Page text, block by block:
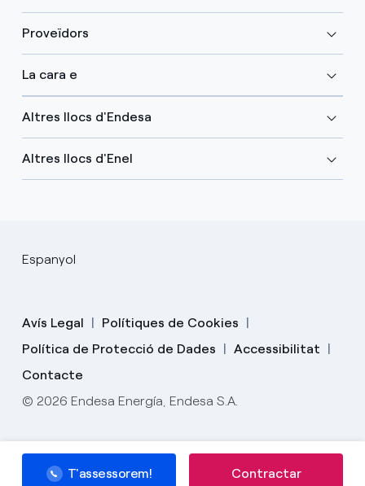
T'assessorem!
T'assessorem! Contractar
Proveïdors
La cara e
Altres llocs d'Endesa
Altres llocs d'Enel
Espanyol
Avís Legal
Polítiques de Cookies
Política de Protecció de Dades
Accessibilitat
Contacte
© 2026 Endesa Energía, Endesa S.A.